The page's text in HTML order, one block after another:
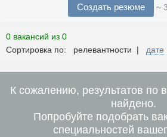
Создать резюме ~
0 вакансий из 0
Сортировка по: релевантности | дате
К сожалению, результатов по
найдено.
Попробуйте подобрать
специальностей